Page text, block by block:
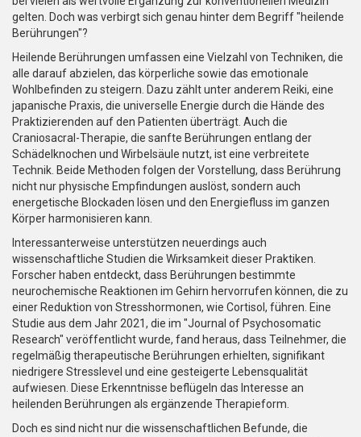
gelten. Doch was verbirgt sich genau hinter dem Begriff "heilende
Berührungen"?
Heilende Berührungen umfassen eine Vielzahl von Techniken, die
alle darauf abzielen, das körperliche sowie das emotionale
Wohlbefinden zu steigern. Dazu zählt unter anderem Reiki, eine
japanische Praxis, die universelle Energie durch die Hände des
Praktizierenden auf den Patienten überträgt. Auch die
Craniosacral-Therapie, die sanfte Berührungen entlang der
Schädelknochen und Wirbelsäule nutzt, ist eine verbreitete
Technik. Beide Methoden folgen der Vorstellung, dass Berührung
nicht nur physische Empfindungen auslöst, sondern auch
energetische Blockaden lösen und den Energiefluss im ganzen
Körper harmonisieren kann.
Interessanterweise unterstützen neuerdings auch
wissenschaftliche Studien die Wirksamkeit dieser Praktiken.
Forscher haben entdeckt, dass Berührungen bestimmte
neurochemische Reaktionen im Gehirn hervorrufen können, die zu
einer Reduktion von Stresshormonen, wie Cortisol, führen. Eine
Studie aus dem Jahr 2021, die im "Journal of Psychosomatic
Research" veröffentlicht wurde, fand heraus, dass Teilnehmer, die
regelmäßig therapeutische Berührungen erhielten, signifikant
niedrigere Stresslevel und eine gesteigerte Lebensqualität
aufwiesen. Diese Erkenntnisse beflügeln das Interesse an
heilenden Berührungen als ergänzende Therapieform.
Doch es sind nicht nur die wissenschaftlichen Befunde, die